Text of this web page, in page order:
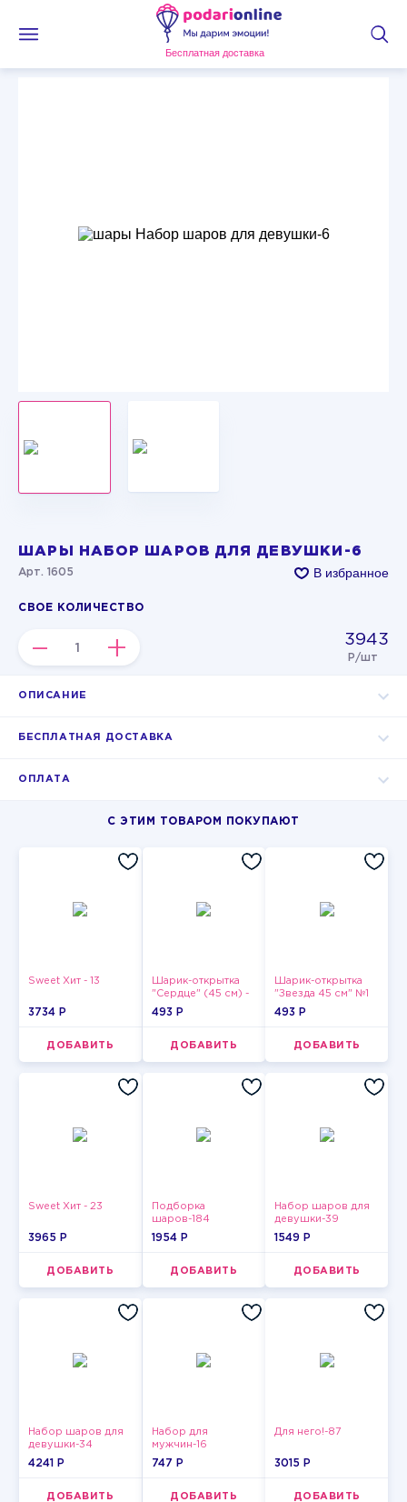
Бесплатная доставка
ШАРЫ НАБОР ШАРОВ ДЛЯ ДЕВУШКИ-6
Арт. 1605 В избранное
СВОЕ КОЛИЧЕСТВО
– + 3943
Р/шт
ОПИСАНИЕ
БЕСПЛАТНАЯ ДОСТАВКА
ОПЛАТА
С ЭТИМ ТОВАРОМ ПОКУПАЮТ
Sweet Хит - 13
3734 P
ДОБАВИТЬ
Шарик-открытка
"Сердце" (45 см) -
2
493 P
ДОБАВИТЬ
Шарик-открытка
"Звезда 45 см" №1
493 P
ДОБАВИТЬ
Sweet Хит - 23
3965 P
ДОБАВИТЬ
Подборка
шаров-184
1954 P
ДОБАВИТЬ
Набор шаров для
девушки-39
1549 P
ДОБАВИТЬ
Набор шаров для
девушки-34
4241 P
ДОБАВИТЬ
Набор для
мужчин-16
747 P
ДОБАВИТЬ
Для него!-87
3015 P
ДОБАВИТЬ